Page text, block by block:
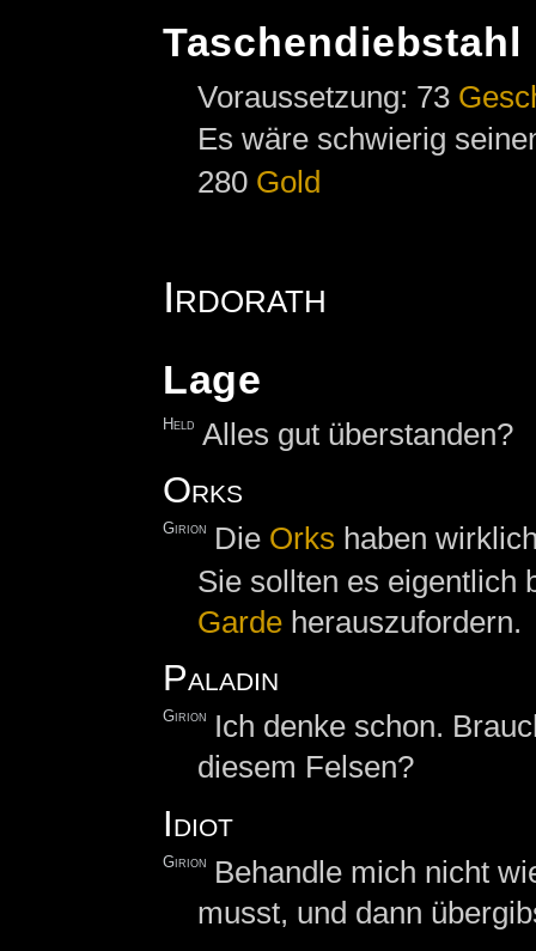
Taschendiebstahl
Voraussetzung: 73
Es wäre schwierig
280 Gold
Irdorath
Lage
Held Alles gut überstanden?
Orks
Girion Die Orks haben
Sie sollten es eigentlich
Gardeherauszufordern.
Paladin
Girion
Ich denke schon.
diesem Felsen?
Idiot
Girion
Behandle mich nicht
musst, und dann